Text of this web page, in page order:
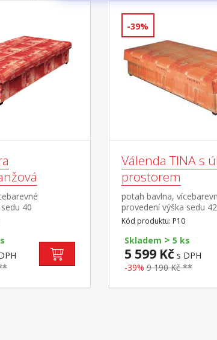
40
matrace, úložný
-39%
Válenda TINA s
prostorem
potah bavlna,
provedení výška sedu 42
cm pružinová matrace,
prostor k válendě
čelo P12 nebo bočnici
Kód produktu: P10
Skladem > 5 ks
5 599 Kč s DPH
-39% 9 190 Kč **